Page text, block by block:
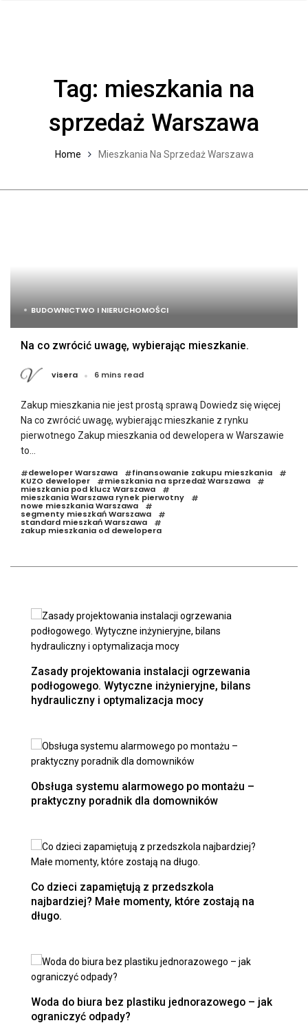
Tag: mieszkania na
sprzedaż Warszawa
Home Mieszkania Na Sprzedaż Warszawa
BUDOWNICTWO I NIERUCHOMOŚCI
Na co zwrócić uwagę, wybierając mieszkanie.
visera 6 mins read
Zakup mieszkania nie jest prostą sprawą Dowiedz się więcej
Na co zwrócić uwagę, wybierając mieszkanie z rynku
pierwotnego Zakup mieszkania od dewelopera w Warszawie
to...
#deweloper Warszawa #finansowanie zakupu mieszkania #
KUZO deweloper #mieszkania na sprzedaż Warszawa #
mieszkania pod klucz Warszawa #
mieszkania Warszawa rynek pierwotny #
nowe mieszkania Warszawa #
segmenty mieszkań Warszawa #
standard mieszkań Warszawa #
zakup mieszkania od dewelopera
Zasady projektowania instalacji ogrzewania
podłogowego. Wytyczne inżynieryjne, bilans
hydrauliczny i optymalizacja mocy
Obsługa systemu alarmowego po montażu –
praktyczny poradnik dla domowników
Co dzieci zapamiętują z przedszkola
najbardziej? Małe momenty, które zostają na
długo.
Woda do biura bez plastiku jednorazowego – jak
ograniczyć odpady?